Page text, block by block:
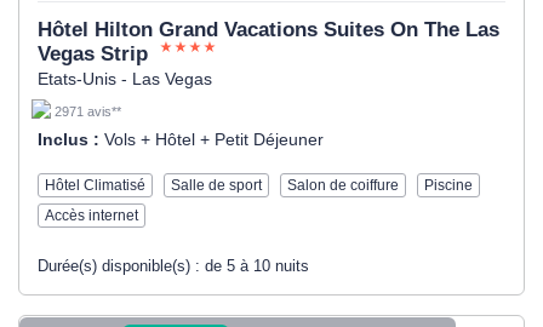
Hôtel Hilton Grand Vacations Suites On The Las
Vegas Strip
Etats-Unis - Las Vegas
2971 avis**
Inclus : Vols + Hôtel + Petit Déjeuner
Hôtel Climatisé Salle de sport Salon de coiffure
Piscine
Accès internet
Durée(s) disponible(s) : de 5 à 10 nuits